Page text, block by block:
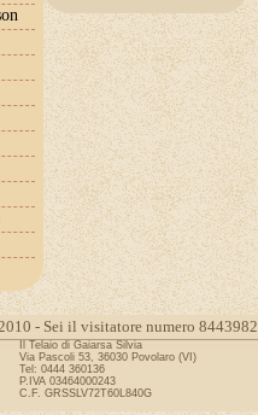
- Sei il visitatore numero 8443982
Il Telaio di Gaiarsa Silvia
Via Pascoli 53, 36030 Povolaro (VI)
Tel: 0444 360136
P.IVA 03464000243
C.F. GRSSLV72T60L840G